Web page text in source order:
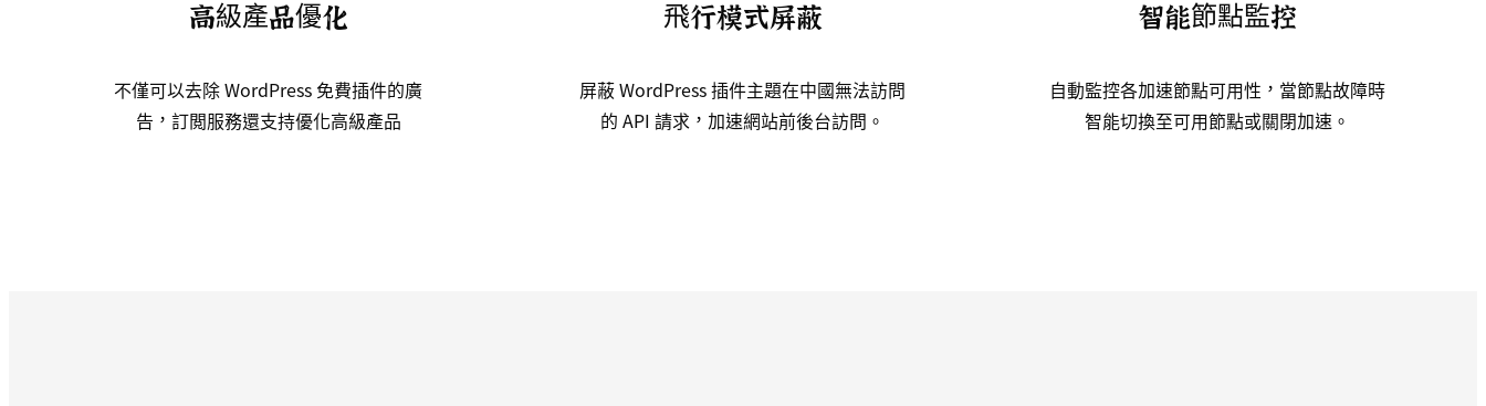
高級產品優化
不僅可以去除 WordPress 免費插件的廣
告，訂閲服務還支持優化高級產品
飛行模式屏蔽
屏蔽 WordPress 插件主題在中國無法訪問
的 API 請求，加速網站前後台訪問。
智能節點監控
自動監控各加速節點可用性，當節點故障時
智能切換至可用節點或關閉加速。